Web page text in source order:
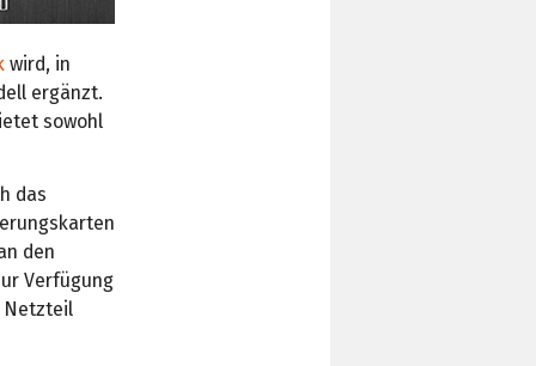
wird, in
ergänzt.
sowohl
das
den
Verfügung
Netzteil